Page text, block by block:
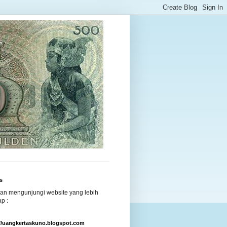
mengunjungi website yang lebih
:
uangkertaskuno.blogspot.com